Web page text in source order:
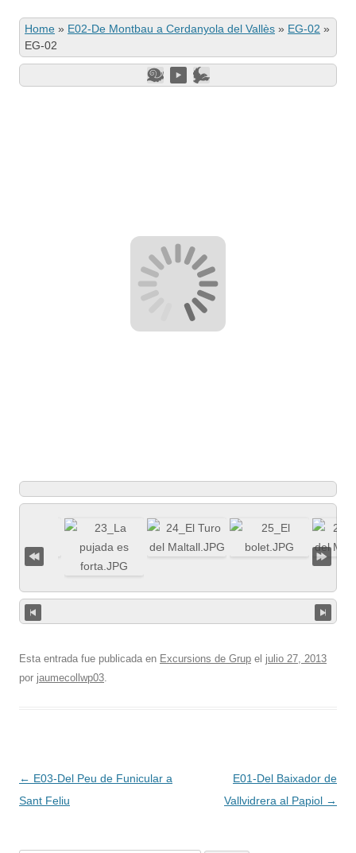
Home » E02-De Montbau a Cerdanyola del Vallès » EG-02 »
EG-02
Esta entrada fue publicada en Excursions de Grup el julio 27, 2013
por jaumecollwp03.
Navegación
de
← E03-Del Peu de Funicular a
Sant Feliu
E01-Del Baixador de
Vallvidrera al Papiol →